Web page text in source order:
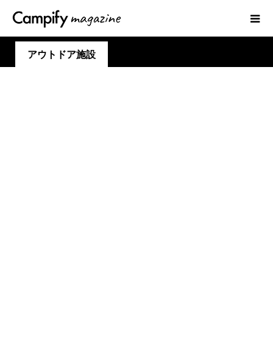
アウトドア施設